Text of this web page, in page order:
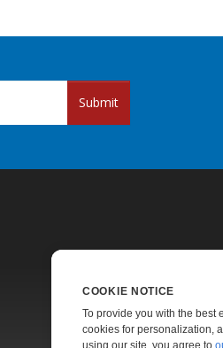
Submit
Pricing
Paid Support
COOKIE NOTICE
To provide you with the best
cookies for personalization,
using our site, you agree to